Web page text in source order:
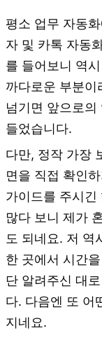
평소 업무 자동
자 및 카톡 자동
를 들어보니 역
까다로운 부분
넘기면 앞으로
들었습니다.
다만, 정작 가장
면을 직접 확인
가이드를 주시
많다 보니 제가
도 되네요. 저 역
한 곳에서 시간
단 알려주신 대
다. 다음엔 또 어
지네요.